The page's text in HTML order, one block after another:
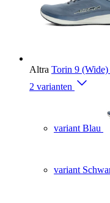
Altra Torin 9 (Wide)
2 varianten
variant Blau
variant